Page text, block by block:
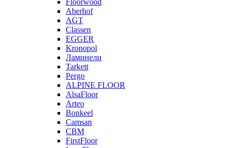
Floorwood
Aberhof
AGT
Classen
EGGER
Kronopol
Ламинели
Tarkett
Pergo
ALPINE FLOOR
AlsaFloor
Arteo
Bonkeel
Camsan
CBM
FirstFloor